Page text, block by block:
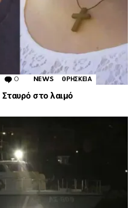
0 Comments
NEWS ΘΡΗΣΚΕΙΑ
στο λαιμό